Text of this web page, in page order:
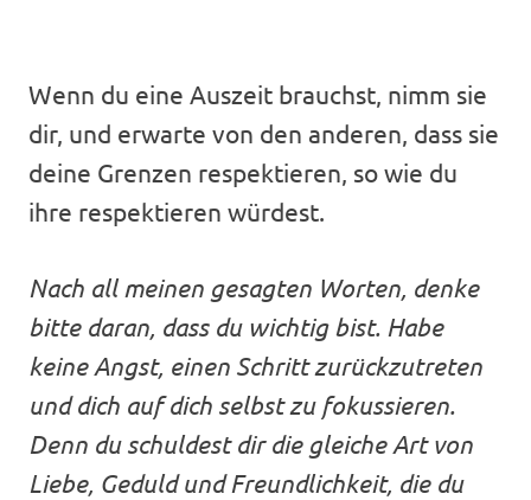
Wenn du eine Auszeit brauchst, nimm sie
dir, und erwarte von den anderen, dass sie
deine Grenzen respektieren, so wie du
ihre respektieren würdest.
Nach all meinen gesagten Worten, denke
bitte daran, dass du wichtig bist. Habe
keine Angst, einen Schritt zurückzutreten
und dich auf dich selbst zu fokussieren.
Denn du schuldest dir die gleiche Art von
Liebe, Geduld und Freundlichkeit, die du